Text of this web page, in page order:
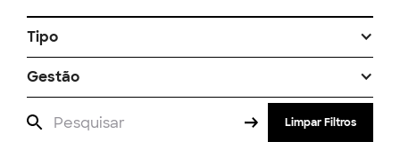
Tipo
Gestão
Limpar Filtros